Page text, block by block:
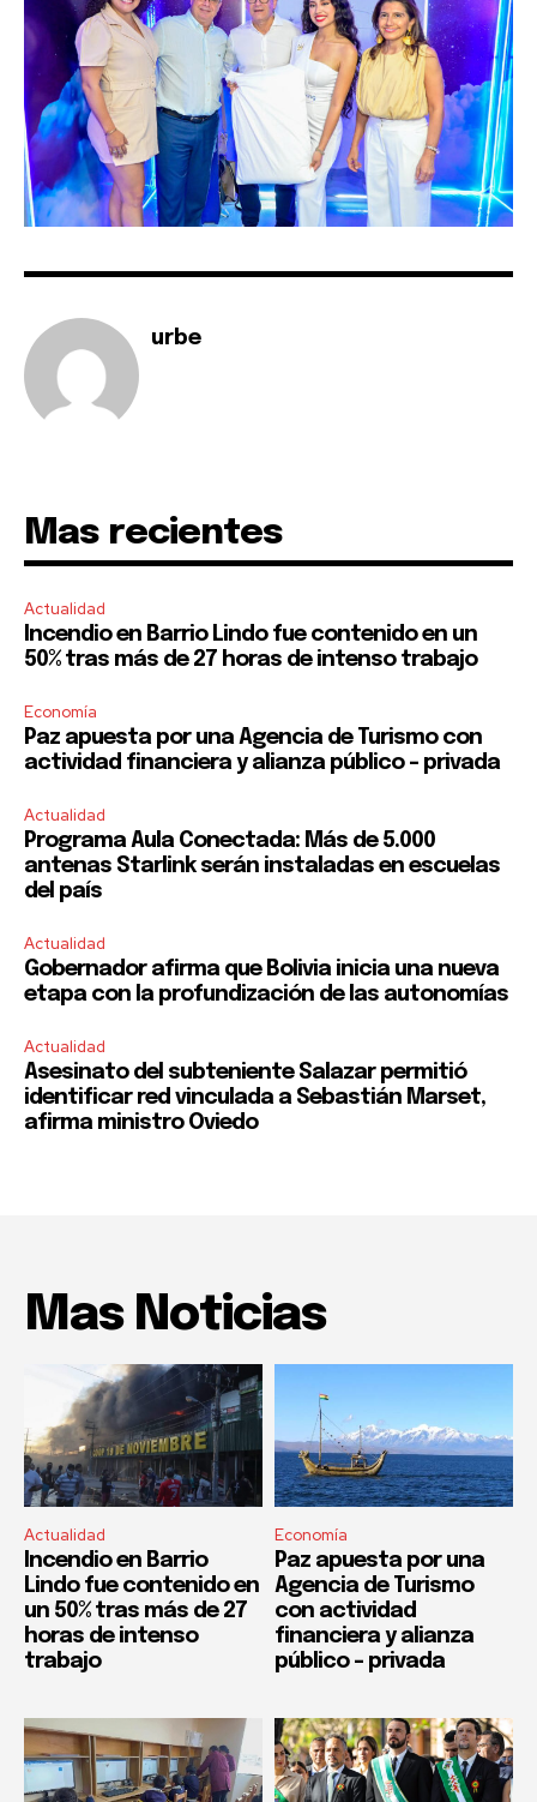
urbe
Mas recientes
Actualidad
Incendio en Barrio Lindo fue contenido en un
50% tras más de 27 horas de intenso trabajo
Economía
Paz apuesta por una Agencia de Turismo con
actividad financiera y alianza público – privada
Actualidad
Programa Aula Conectada: Más de 5.000
antenas Starlink serán instaladas en escuelas
del país
Actualidad
Gobernador afirma que Bolivia inicia una nueva
etapa con la profundización de las autonomías
Actualidad
Asesinato del subteniente Salazar permitió
identificar red vinculada a Sebastián Marset,
afirma ministro Oviedo
Mas Noticias
Actualidad
Incendio en Barrio
Lindo fue contenido en
un 50% tras más de 27
horas de intenso
trabajo
Economía
Paz apuesta por una
Agencia de Turismo
con actividad
financiera y alianza
público – privada